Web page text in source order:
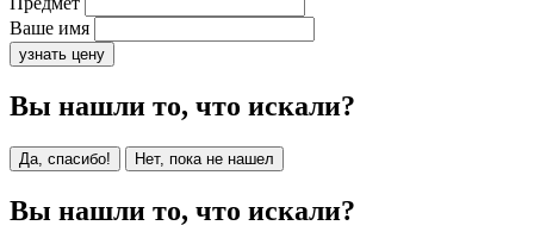
Ваше имя
узнать цену
Вы нашли то, что искали?
Да, спасибо! Нет, пока не нашел
Вы нашли то, что искали?